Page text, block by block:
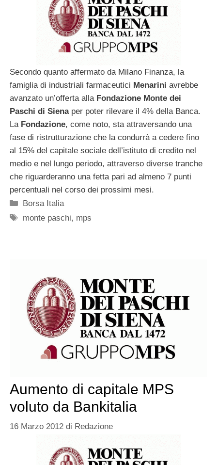
Secondo quanto affermato da Milano Finanza, la
famiglia di industriali farmaceutici Menarini avrebbe
avanzato un’offerta alla Fondazione Monte dei
Paschi di Sienaper poter rilevare il 4% della Banca.
La Fondazione, come noto, sta attraversando una
fase di ristrutturazione che la condurrà a cedere fino
al 15% del capitale sociale dell’istituto di credito nel
medio e nel lungo periodo, attraverso diverse tranche
che riguarderanno una fetta pari ad almeno 7 punti
percentuali nel corso dei prossimi mesi.
Categorie
Borsa Italia
Tag
monte paschi, mps
Aumento di capitale MPS
voluto da Bankitalia
16 Marzo 2012 di Redazione